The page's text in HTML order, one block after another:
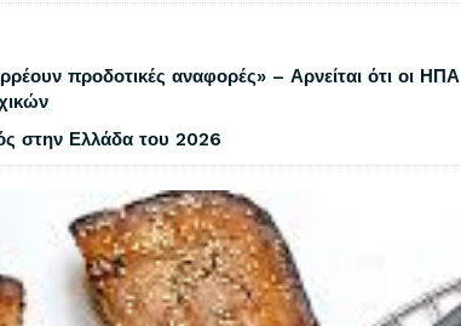
προδοτικές αναφορές» – Αρνείται ότι οι ΗΠΑ
στην Ελλάδα του 2026